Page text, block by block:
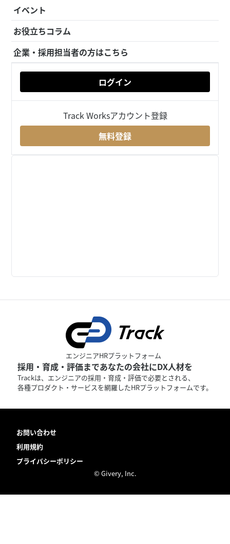
イベント
お役立ちコラム
企業・採用担当者の方はこちら
ログイン
Track Worksアカウント登録
無料登録
エンジニアHRプラットフォーム
採用・育成・評価まであなたの会社にDX人材を
Trackは、エンジニアの採用・育成・評価で必要とされる、
各種プロダクト・サービスを網羅したHRプラットフォームです。
お問い合わせ
利用規約
プライバシーポリシー
© Givery, Inc.